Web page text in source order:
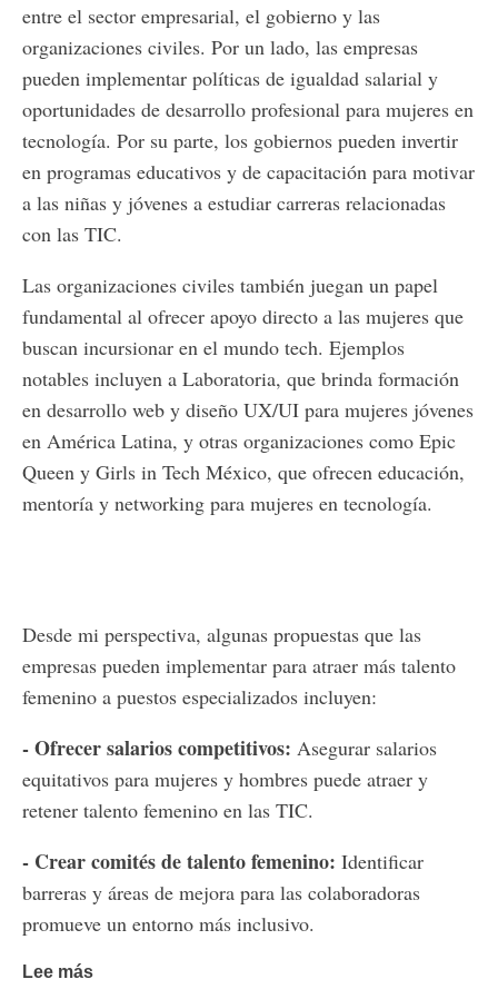
entre el sector empresarial, el gobierno y las
organizaciones civiles. Por un lado, las empresas
pueden implementar políticas de igualdad salarial y
oportunidades de desarrollo profesional para mujeres en
tecnología. Por su parte, los gobiernos pueden invertir
en programas educativos y de capacitación para motivar
a las niñas y jóvenes a estudiar carreras relacionadas
con las TIC.
Las organizaciones civiles también juegan un papel
fundamental al ofrecer apoyo directo a las mujeres que
buscan incursionar en el mundo tech. Ejemplos
notables incluyen a Laboratoria, que brinda formación
en desarrollo web y diseño UX/UI para mujeres jóvenes
en América Latina, y otras organizaciones como Epic
Queen y Girls in Tech México, que ofrecen educación,
mentoría y networking para mujeres en tecnología.
Desde mi perspectiva, algunas propuestas que las
empresas pueden implementar para atraer más talento
femenino a puestos especializados incluyen:
- Ofrecer salarios competitivos: Asegurar salarios
equitativos para mujeres y hombres puede atraer y
retener talento femenino en las TIC.
- Crear comités de talento femenino: Identificar
barreras y áreas de mejora para las colaboradoras
promueve un entorno más inclusivo.
Lee más